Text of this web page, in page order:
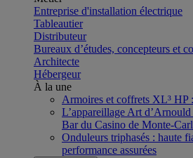
Entreprise d'installation électrique
Tableautier
Distributeur
Bureaux d’études, concepteurs et
Architecte
Hébergeur
À la une
Armoires et coffrets XL³ HP
L’appareillage Art
Bar du Casino de Monte-
Onduleurs triphasés : haute
performance assurées